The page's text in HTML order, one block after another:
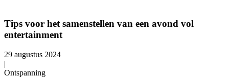
Tips voor het samenstellen van een avond vol
entertainment
29 augustus 2024
|
Ontspanning